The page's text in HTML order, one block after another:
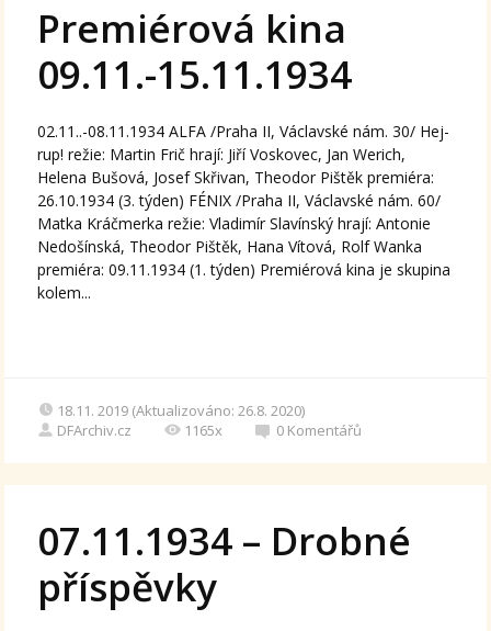
Premiérová kina
09.11.-15.11.1934
02.11..-08.11.1934 ALFA /Praha II, Václavské nám. 30/ Hej-
rup! režie: Martin Frič hrají: Jiří Voskovec, Jan Werich,
Helena Bušová, Josef Skřivan, Theodor Pištěk premiéra:
26.10.1934 (3. týden) FÉNIX /Praha II, Václavské nám. 60/
Matka Kráčmerka režie: Vladimír Slavínský hrají: Antonie
Nedošínská, Theodor Pištěk, Hana Vítová, Rolf Wanka
premiéra: 09.11.1934 (1. týden) Premiérová kina je skupina
kolem...
18.11. 2019 (Aktualizováno: 26.8. 2020)
DFArchiv.cz
1165x 0 Komentářů
07.11.1934 – Drobné
příspěvky